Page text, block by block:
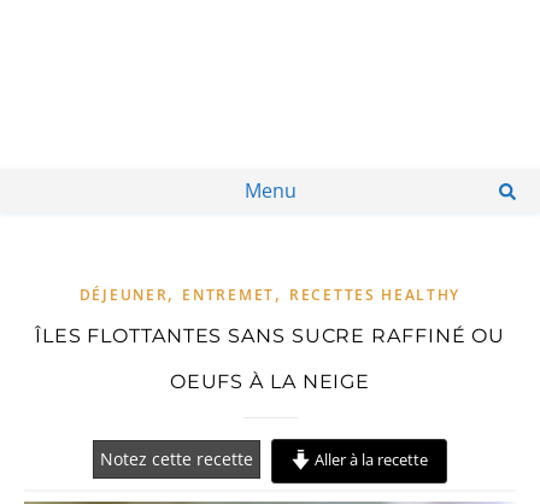
Menu
DÉJEUNER, ENTREMET, RECETTES HEALTHY
ÎLES FLOTTANTES SANS SUCRE RAFFINÉ OU
OEUFS À LA NEIGE
Notez cette recette Aller à la recette